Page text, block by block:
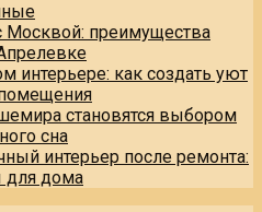
Москвой: преимущества
интерьере: как создать уют
становятся выбором
сна
интерьер после ремонта:
для дома